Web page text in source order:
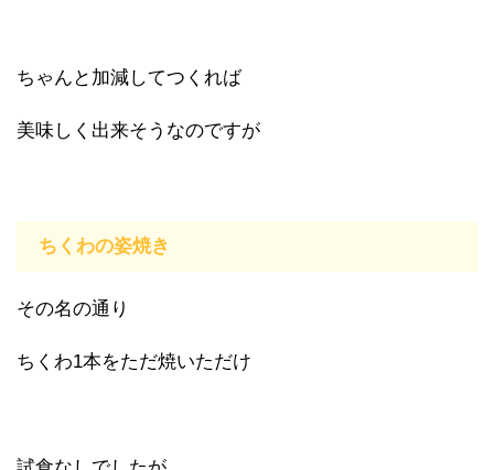
ちゃんと加減してつくれば
美味しく出来そうなのですが
ちくわの姿焼き
その名の通り
ちくわ1本をただ焼いただけ